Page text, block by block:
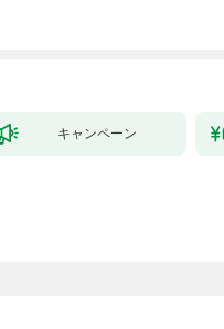
キャンペーン